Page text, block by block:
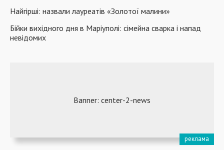
Найгірші: назвали лауреатів «Золотої малини»
Бійки вихідного дня в Маріуполі: сімейна сварка і напад
невідомих